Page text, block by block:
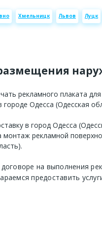
Хмельницк Львов Луцк
рекламного плаката
городе Одесса (Одесская
в город Одесса
рекламной
на выполнения
предоставить